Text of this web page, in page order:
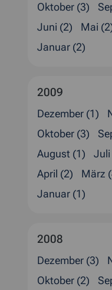
Oktober (3)
Juni (2)
Mai
Januar (2)
2009
Dezember (1)
Oktober (3)
August (1)
Juli
April (2)
März
Januar (1)
2008
Dezember (3)
Oktober (2)